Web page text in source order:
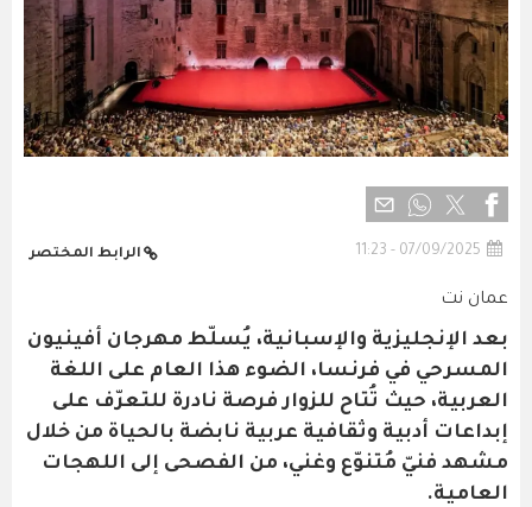
07/09/2025 - 11:23 الرابط المختصر
عمان نت
بعد الإنجليزية والإسبانية، يُسلّط مهرجان أفينيون
المسرحي في فرنسا، الضوء هذا العام على اللغة
العربية، حيث تُتاح للزوار فرصة نادرة للتعرّف على
إبداعات أدبية وثقافية عربية نابضة بالحياة من خلال
مشهد فنيّ مُتنوّع وغني، من الفصحى إلى اللهجات
العامية.